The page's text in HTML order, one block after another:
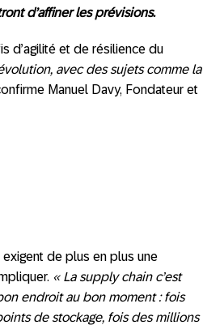
d’affiner les prévisions.
d’agilité et de résilience du
avec des sujets comme la
Manuel Davy, Fondateur et
de plus en plus une
« La supply chain c’est
endroit au bon moment : fois
de stockage, fois des millions